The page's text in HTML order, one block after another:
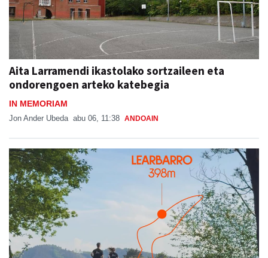
Aita Larramendi ikastolako sortzaileen eta
ondorengoen arteko katebegia
IN MEMORIAM
Jon Ander Ubeda abu 06, 11:38 ANDOAIN